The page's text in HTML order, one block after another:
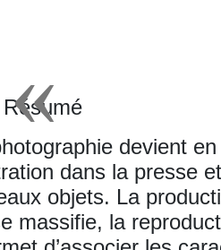
Résumé
devient
dans la presse
objets. La
massifie, la